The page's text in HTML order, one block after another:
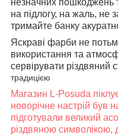
на підлогу, на жаль, не
тримайте банку
Яскраві фарби не
використання та
сервірувати різдвяний
традицією
Магазин L-Posuda
новорічне настрій був
підготували великий
різдвяною символікою,